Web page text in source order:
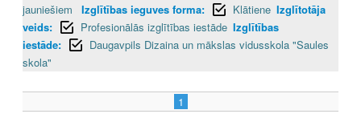
jauniešiem
Izglītības ieguves forma: Klātiene Izglītotāja
veids:
Profesionālās izglītības iestāde Izglītības
iestāde:
Daugavpils Dizaina un mākslas vidusskola "Saules
skola"
1